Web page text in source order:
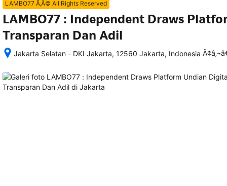
LAMBO77 Ã‚Â© All Rights Reserved
LAMBO77 : Independent Draws
Transparan Dan Adil
Jakarta Selatan - DKI Jakarta, 12560 Jakarta, Indonesia
memesan,
rincian